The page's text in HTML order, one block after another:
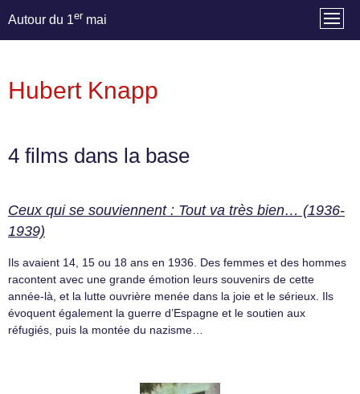
Autour du 1er mai
Hubert Knapp
4 films dans la base
Ceux qui se souviennent : Tout va très bien… (1936-
1939)
Ils avaient 14, 15 ou 18 ans en 1936. Des femmes et des hommes
racontent avec une grande émotion leurs souvenirs de cette
année-là, et la lutte ouvrière menée dans la joie et le sérieux. Ils
évoquent également la guerre d’Espagne et le soutien aux
réfugiés, puis la montée du nazisme…